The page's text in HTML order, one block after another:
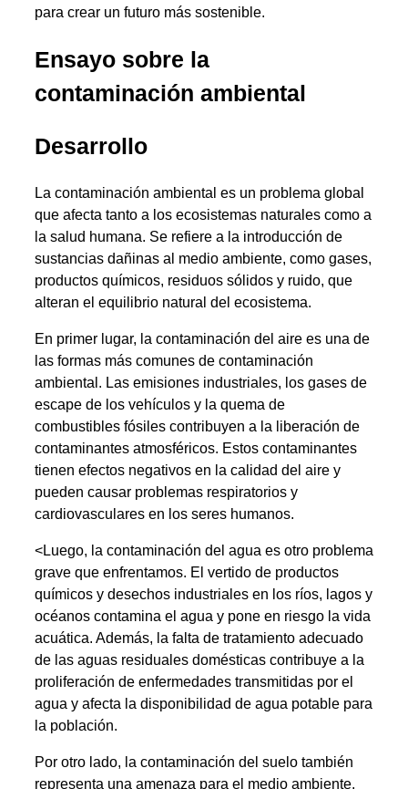
para crear un futuro más sostenible.
Ensayo sobre la
contaminación ambiental
Desarrollo
La contaminación ambiental es un problema global
que afecta tanto a los ecosistemas naturales como a
la salud humana. Se refiere a la introducción de
sustancias dañinas al medio ambiente, como gases,
productos químicos, residuos sólidos y ruido, que
alteran el equilibrio natural del ecosistema.
En primer lugar, la contaminación del aire es una de
las formas más comunes de contaminación
ambiental. Las emisiones industriales, los gases de
escape de los vehículos y la quema de
combustibles fósiles contribuyen a la liberación de
contaminantes atmosféricos. Estos contaminantes
tienen efectos negativos en la calidad del aire y
pueden causar problemas respiratorios y
cardiovasculares en los seres humanos.
<Luego, la contaminación del agua es otro problema
grave que enfrentamos. El vertido de productos
químicos y desechos industriales en los ríos, lagos y
océanos contamina el agua y pone en riesgo la vida
acuática. Además, la falta de tratamiento adecuado
de las aguas residuales domésticas contribuye a la
proliferación de enfermedades transmitidas por el
agua y afecta la disponibilidad de agua potable para
la población.
Por otro lado, la contaminación del suelo también
representa una amenaza para el medio ambiente.